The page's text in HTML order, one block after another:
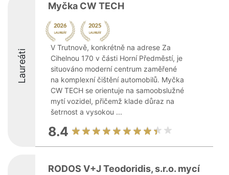
Laureáti
Myčka CW TECH
V Trutnově, konkrétně na adrese Za
Cihelnou 170 v části Horní Předměstí, je
situováno moderní centrum zaměřené
na komplexní čištění automobilů. Myčka
CW TECH se orientuje na samoobslužné
mytí vozidel, přičemž klade důraz na
šetrnost a vysokou ...
8.4
RODOS V+J Teodoridis, s.r.o. mycí